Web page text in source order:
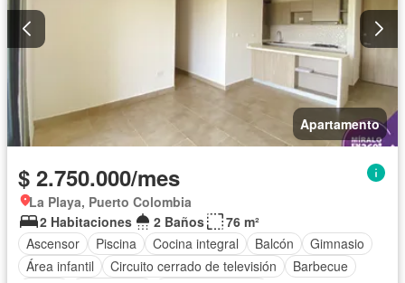
Apartamento
$ 2.750.000/mes
La Playa, Puerto Colombia
2 Habitaciones
2 Baños
76 m²
Ascensor
Piscina Cocina integral Balcón
Gimnasio
Área infantil
Circuito cerrado de televisión
Barbecue